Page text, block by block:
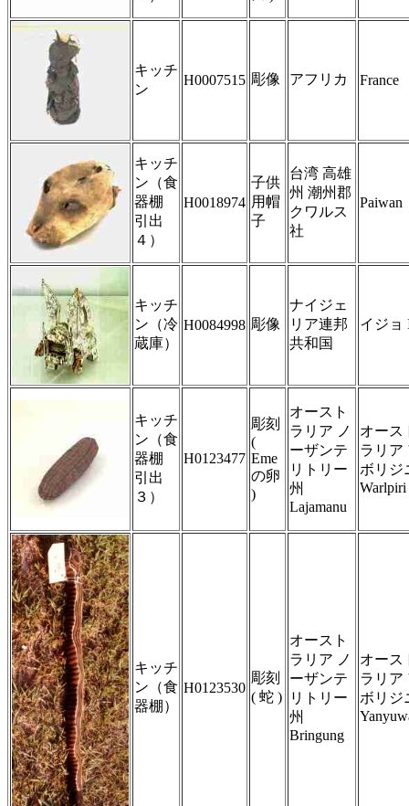
キッチ
ン
H0007515 彫像 アフリカ France
キッチ
ン（食
器棚
引出
４）
H0018974
子供
用帽
子
台湾 高雄
州 潮州郡
クワルス
社
Paiwan
キッチ
ン（冷
蔵庫）
H0084998 彫像
ナイジェ
リア連邦
共和国
イジョ
キッチ
ン（食
器棚
引出
３）
H0123477
彫刻
(
Eme
の卵
)
オースト
ラリア ノ
ーザンテ
リトリー
州
Lajamanu
オース
ラリア
ボリジ
Warlpiri
キッチ
ン（食
器棚）
H0123530
彫刻
( 蛇 )
オースト
ラリア ノ
ーザンテ
リトリー
州
Bringung
オース
ラリア
ボリジ